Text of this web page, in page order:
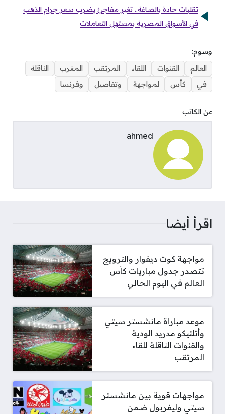
تقلبات حادة بالصاغة.. تغير مفاجئ يضرب سعر جرام الذهب
في الأسواق المصرية بمستهل التعاملات
وسوم:
العالم
القنوات اللقاء المرتقب المغرب
الناقلة
في
كأس لمواجهة وتفاصيل وفرنسا
عن الكاتب
ahmed
اقرأ أيضا
مواجهة كوت ديفوار والنرويج
تتصدر جدول مباريات كأس
العالم في اليوم الحالي
موعد مباراة مانشستر سيتي
وأتلتيكو مدريد الودية
والقنوات الناقلة للقاء
المرتقب
مواجهات قوية بين مانشستر
سيتي وليفربول ضمن